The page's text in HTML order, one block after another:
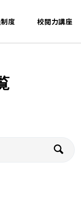
度 校閲力講座